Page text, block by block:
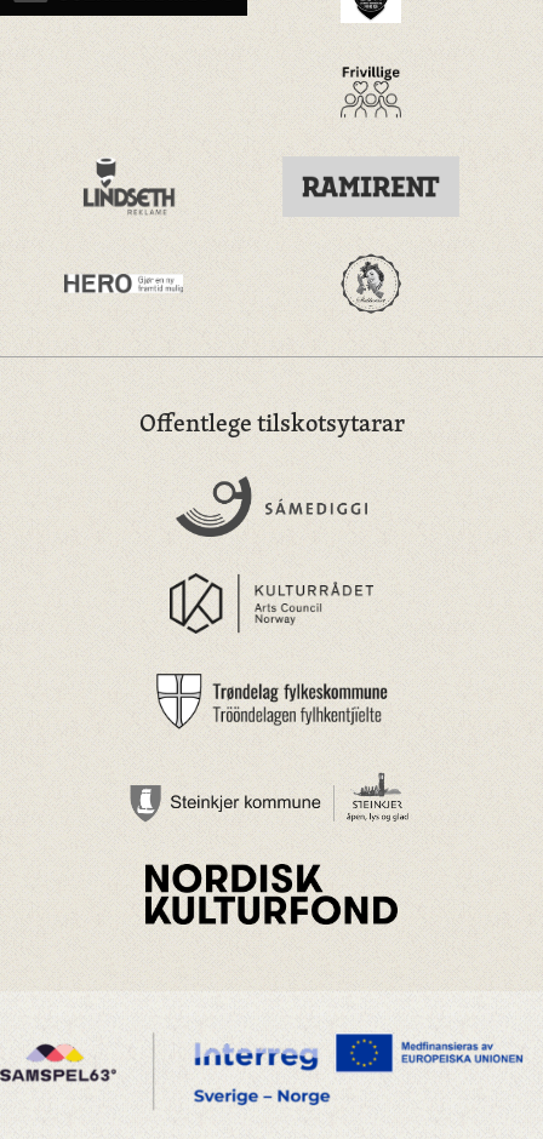
Offentlege tilskotsytarar